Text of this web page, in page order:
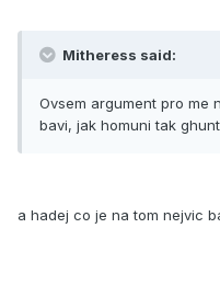
Mitheress said:
Ovsem argument pro me
bavi, jak homuni tak
a hadej co je na tom nejvic